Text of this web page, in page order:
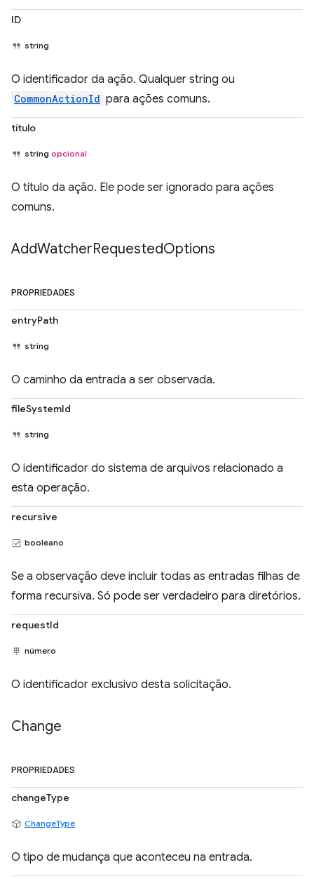
ID
string
O identificador da ação. Qualquer string ou
CommonActionId para ações comuns.
título
string opcional
O título da ação. Ele pode ser ignorado para ações
comuns.
AddWatcherRequestedOptions
PROPRIEDADES
entryPath
string
O caminho da entrada a ser observada.
fileSystemId
string
O identificador do sistema de arquivos relacionado a
esta operação.
recursive
booleano
Se a observação deve incluir todas as entradas filhas de
forma recursiva. Só pode ser verdadeiro para diretórios.
requestId
número
O identificador exclusivo desta solicitação.
Change
PROPRIEDADES
changeType
ChangeType
O tipo de mudança que aconteceu na entrada.